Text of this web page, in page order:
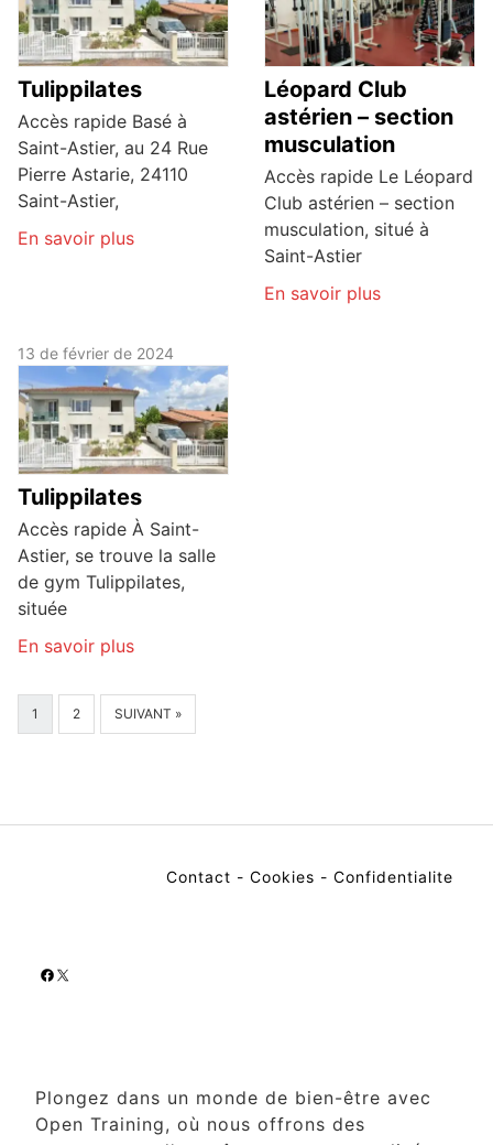
Tulippilates
Accès rapide Basé à
Saint-Astier, au 24 Rue
Pierre Astarie, 24110
Saint-Astier,
En savoir plus
Léopard Club
astérien – section
musculation
Accès rapide Le Léopard
Club astérien – section
musculation, situé à
Saint-Astier
En savoir plus
13 de février de 2024
Tulippilates
Accès rapide À Saint-
Astier, se trouve la salle
de gym Tulippilates,
située
En savoir plus
1 2 SUIVANT »
Contact - Cookies - Confidentialite
Facebook
X
Plongez dans un monde de bien-être avec
Open Training, où nous offrons des